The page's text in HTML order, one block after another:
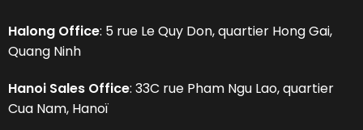
Halong Office: 5 rue Le Quy Don, quartier Hong Gai,
Quang Ninh
Hanoi Sales Office: 33C rue Pham Ngu Lao, quartier
Cua Nam, Hanoï